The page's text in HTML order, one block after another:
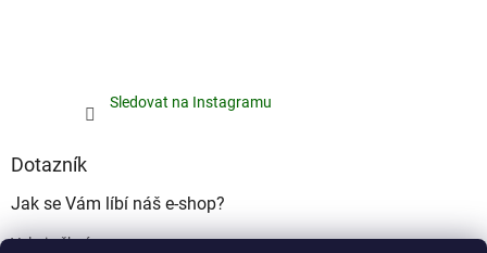
Sledovat na Instagramu
Dotazník
Jak se Vám líbí náš e-shop?
Velmi pěkný